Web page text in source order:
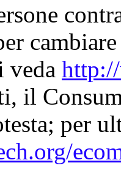
veda
il
per